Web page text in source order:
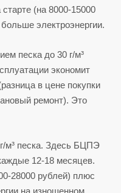
(на 8000-15000
электроэнергии.
песка до 30 г/м³
экономит
в цене покупки
ремонт). Это
м³ песка. Здесь БЦПЭ
12-18 месяцев.
28000 рублей) плюс
на изношенном